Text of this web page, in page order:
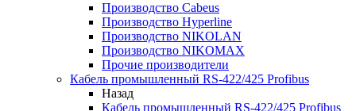
Производство Cabeus
Производство Hyperline
Производство NIKOLAN
Производство NIKOMAX
Прочие производители
Кабель промышленный RS-422/425 Profibus
Назад
Кабель промышленный RS-422/425 Profibus